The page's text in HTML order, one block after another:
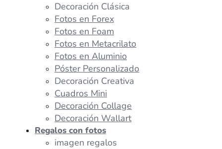
Decoración Clásica
Fotos en Forex
Fotos en Foam
Fotos en Metacrilato
Fotos en Aluminio
Póster Personalizado
Decoración Creativa
Cuadros Mini
Decoración Collage
Decoración Wallart
Regalos con fotos
imagen regalos